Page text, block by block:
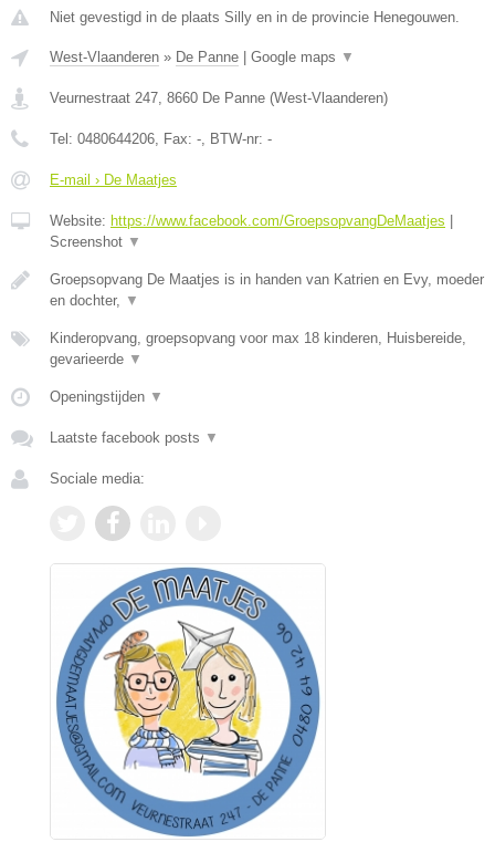
Niet gevestigd in de plaats Silly en in de provincie Henegouwen.
West-Vlaanderen » De Panne Google maps ▼
Veurnestraat 247, 8660 De Panne (West-Vlaanderen)
Tel: 0480644206, Fax: -, BTW-nr: -
E-mail › De Maatjes
Website: https://www.facebook.com/GroepsopvangDeMaatjes
Screenshot ▼
Groepsopvang De Maatjes is in handen van Katrien en Evy, moeder
en dochter, ▼
Kinderopvang, groepsopvang voor max 18 kinderen, Huisbereide,
gevarieerde ▼
Openingstijden ▼
Laatste facebook posts ▼
Sociale media: